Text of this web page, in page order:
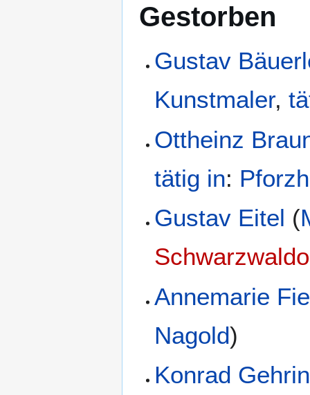
Gestorben
Gustav
Kunstmaler,
Ottheinz
tätig in:
Gustav Eitel (
Annemarie
Nagold)
Konrad